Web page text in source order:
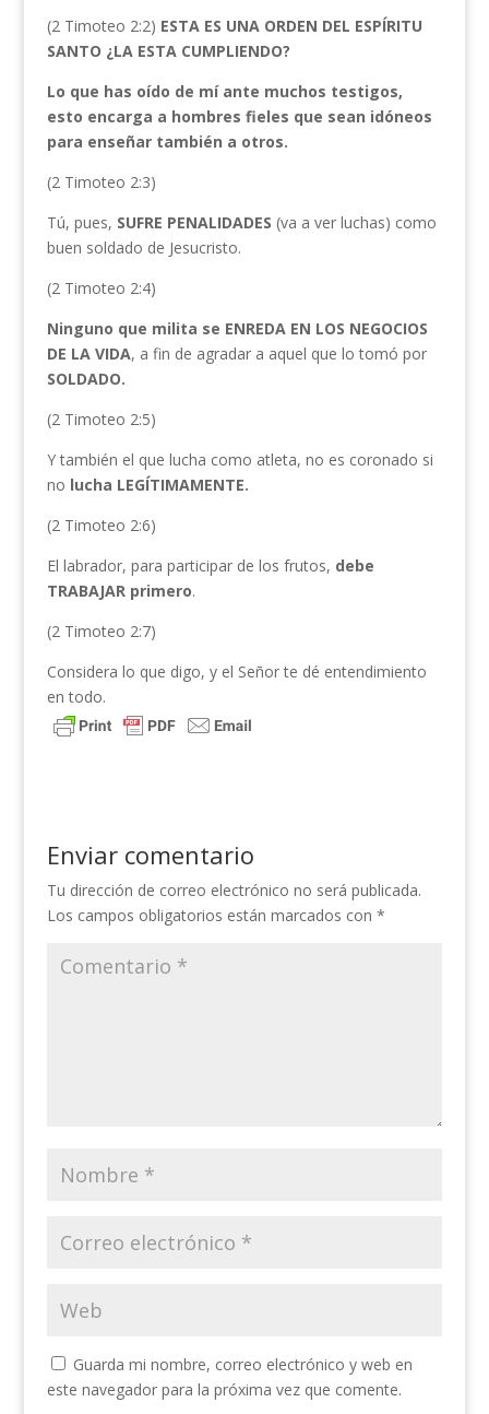
(2 Timoteo 2:2) ESTA ES UNA ORDEN DEL ESPÍRITU
SANTO ¿LA ESTA CUMPLIENDO?
Lo que has oído de mí ante muchos testigos,
esto encarga a hombres fieles que sean idóneos
para enseñar también a otros.
(2 Timoteo 2:3)
Tú, pues, SUFRE PENALIDADES (va a ver luchas) como
buen soldado de Jesucristo.
(2 Timoteo 2:4)
Ninguno que milita se ENREDA EN LOS NEGOCIOS
DE LA VIDA, a fin de agradar a aquel que lo tomó por
SOLDADO.
(2 Timoteo 2:5)
Y también el que lucha como atleta, no es coronado si
no lucha LEGÍTIMAMENTE.
(2 Timoteo 2:6)
El labrador, para participar de los frutos, debe
TRABAJAR primero.
(2 Timoteo 2:7)
Considera lo que digo, y el Señor te dé entendimiento
en todo.
Enviar comentario
Tu dirección de correo electrónico no será publicada.
Los campos obligatorios están marcados con *
Guarda mi nombre, correo electrónico y web en
este navegador para la próxima vez que comente.